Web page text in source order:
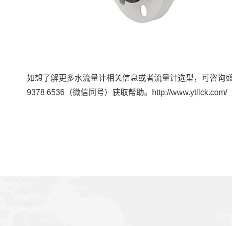
如想了解更多水流量计相关信息或者流量计选型，可咨询
9378 6536（微信同号）获取帮助。http://www.ytllck.com/